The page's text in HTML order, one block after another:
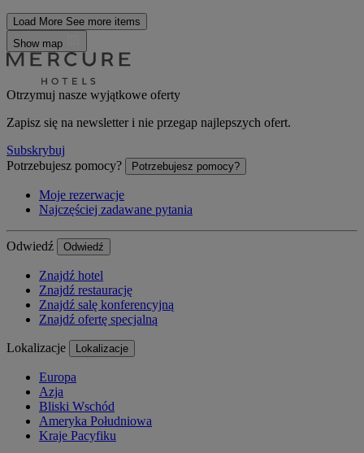
Load More See more items
Show map
Otrzymuj nasze wyjątkowe oferty
Zapisz się na newsletter i nie przegap najlepszych ofert.
Subskrybuj
Potrzebujesz pomocy?
Potrzebujesz pomocy?
Moje rezerwacje
Najczęściej zadawane pytania
Odwiedź Odwiedź
Znajdź hotel
Znajdź restaurację
Znajdź salę konferencyjną
Znajdź ofertę specjalną
Lokalizacje Lokalizacje
Europa
Azja
Bliski Wschód
Ameryka Południowa
Kraje Pacyfiku